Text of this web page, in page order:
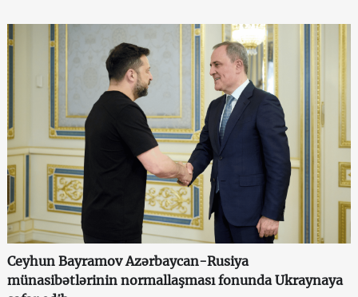
Ceyhun Bayramov Azərbaycan-Rusiya
münasibətlərinin normallaşması fonunda Ukraynaya